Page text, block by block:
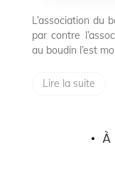
L’association du
par contre
au boudin l’est
Lire la suite